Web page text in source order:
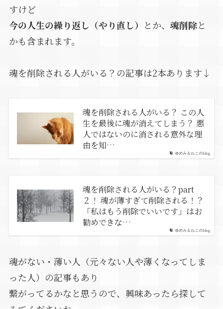
すけど
今の人生の繰り返し（やり直し） とか、 魂削除と
かも含まれます。
魂を削除される人がいる？の記事は2本あります↓
ゆめみるねこのblog
魂を削除される人がいる？ この人
生を最後に魂が消えてしまう？ 悪
人ではないのに消される意外な理
由を知…
ゆめみるねこのblog
魂を削除される人がいる？part
２！ 魂が薄すぎて削除される！？
「私はもう削除でいいです」はお
勧めできな…
魂がない・薄い人（元々ない人や薄くなってしま
った人）の記事もあり
繋がってるかなと思うので、興味あったら探して